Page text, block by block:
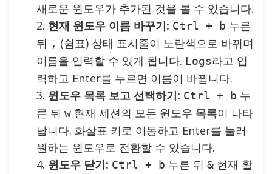
새로운 윈도우가 추가된 것을 볼 수 있습니다.
현재 윈도우 이름 바꾸기: Ctrl + b 누른
뒤 , (쉼표) 상태 표시줄이 노란색으로 바뀌며
이름을 입력할 수 있게 됩니다. Logs라고 입
력하고 Enter를 누르면 이름이 바뀝니다.
윈도우 목록 보고 선택하기: Ctrl + b 누
른 뒤 w 현재 세션의 모든 윈도우 목록이 나타
납니다. 화살표 키로 이동하고 Enter를 눌러
원하는 윈도우로 전환할 수 있습니다.
윈도우 닫기: Ctrl + b 누른 뒤 & 현재 활